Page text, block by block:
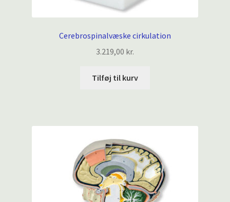
Cerebrospinalvæske cirkulation
3.219,00 kr.
Tilføj til kurv